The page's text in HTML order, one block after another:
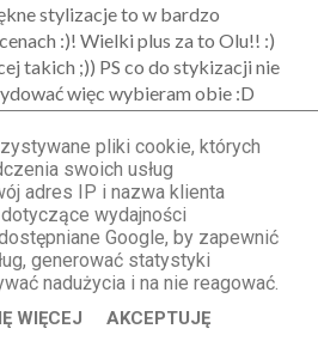
stylizacje to w bardzo
:)! Wielki plus za to Olu!! :)
takich ;)) PS co do stykizacji nie
więc wybieram obie :D
7.02.2017, 21:05
wersje ! :)
pliki cookie, których
swoich usług
adres IP i nazwa klienta
wydajności
Google, by zapewnić
generować statystyki
nadużycia i na nie reagować.
WIĘCEJ AKCEPTUJĘ